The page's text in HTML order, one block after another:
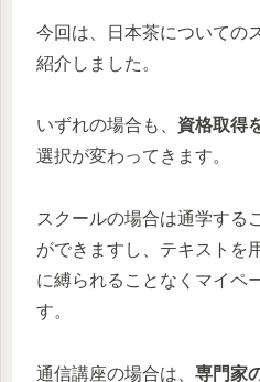
今回は、日本茶についての
紹介しました。
いずれの場合も、 資格取得
選択が変わってきます。
スクールの場合は通学する
ができますし、テキストを
に縛られることなくマイペ
す。
通信講座の場合は、 専門家